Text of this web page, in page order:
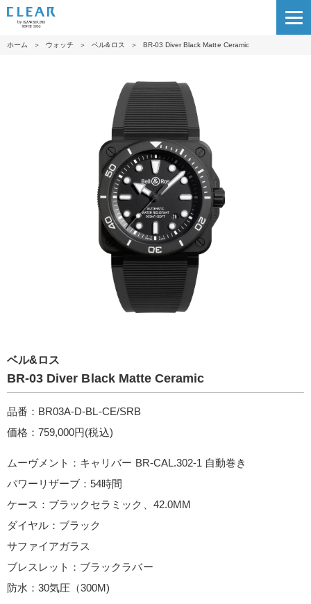
ホーム ＞ ウォッチ ＞ ベル&ロス ＞ BR-03 Diver Black Matte Ceramic
ベル&ロス
BR-03 Diver Black Matte Ceramic
品番：BR03A-D-BL-CE/SRB
価格：759,000円(税込)
ムーヴメント：キャリバー BR-CAL.302-1 自動巻き
パワーリザーブ：54時間
ケース：ブラックセラミック、42.0MM
ダイヤル：ブラック
サファイアガラス
ブレスレット：ブラックラバー
防水：30気圧（300M)